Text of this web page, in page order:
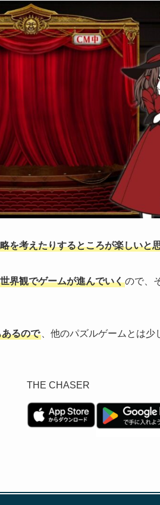
を考えたりするところが楽しいと
界観でゲームが進んでいくので、
るので
、他のパズルゲームとは
THE CHASER